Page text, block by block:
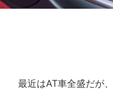
最近はAT車全盛だが